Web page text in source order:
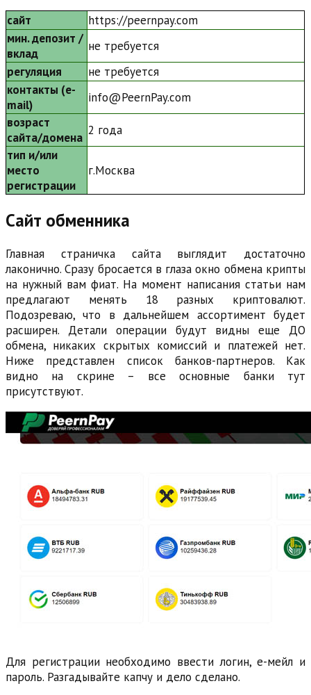
сайт
https://peernpay.com
мин. депозит /
вклад
не требуется
регуляция
не требуется
контакты (e-
mail)
info@PeernPay.com
возраст
сайта/домена 2 года
тип и/или
место
регистрации
г.Москва
Сайт обменника
Главная страничка сайта выглядит достаточно
лаконично. Сразу бросается в глаза окно обмена крипты
на нужный вам фиат. На момент написания статьи нам
предлагают менять 18 разных криптовалют.
Подозреваю, что в дальнейшем ассортимент будет
расширен. Детали операции будут видны еще ДО
обмена, никаких скрытых комиссий и платежей нет.
Ниже представлен список банков-партнеров. Как
видно на скрине – все основные банки тут
присутствуют.
Для регистрации необходимо ввести логин, е-мейл и
пароль. Разгадывайте капчу и дело сделано.